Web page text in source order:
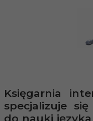
Księgarnia
specjalizuje
do nauki